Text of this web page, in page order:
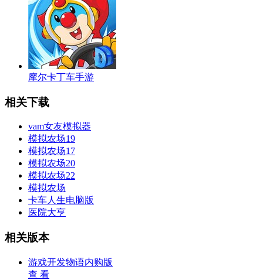
摩尔卡丁车手游
相关下载
vam女友模拟器
模拟农场19
模拟农场17
模拟农场20
模拟农场22
模拟农场
卡车人生电脑版
医院大亨
相关版本
游戏开发物语内购版
查 看